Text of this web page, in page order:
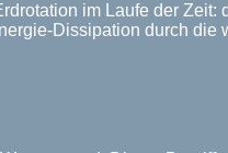
im Laufe der Zeit:
Dissipation durch die